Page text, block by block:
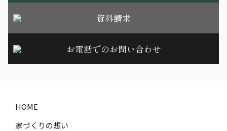
資料請求
お電話でのお問い合わせ
HOME
家づくりの想い